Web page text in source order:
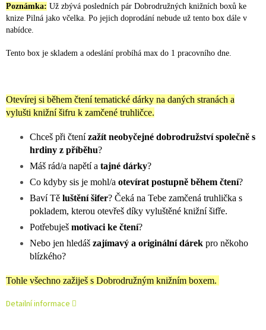
Poznámka: Už zbývá posledních pár Dobrodružných knižních boxů ke
knize Pilná jako včelka. Po jejich doprodání nebude už tento box dále v
nabídce.
Tento box je skladem a odeslání probíhá max do 1 pracovního dne.
Otevírej si během čtení tematické dárky na daných stranách a
vylušti knižní šifru k zamčené truhličce.
Chceš při čtenízažít neobyčejné dobrodružství společně s
hrdiny z příběhu?
Máš rád/a napětí a tajné dárky?
Co kdyby sis je mohl/a otevírat postupně během čtení?
Baví Tě luštění šifer? Čeká na Tebe zamčená truhlička s
pokladem, kterou otevřeš díky vyluštěné knižní šifře.
Potřebuješ motivaci ke čtení?
Nebo jen hledáš zajímavý a originální dárek pro někoho
blízkého?
Tohle všechno zažiješ s Dobrodružným knižním boxem.
Detailní informace